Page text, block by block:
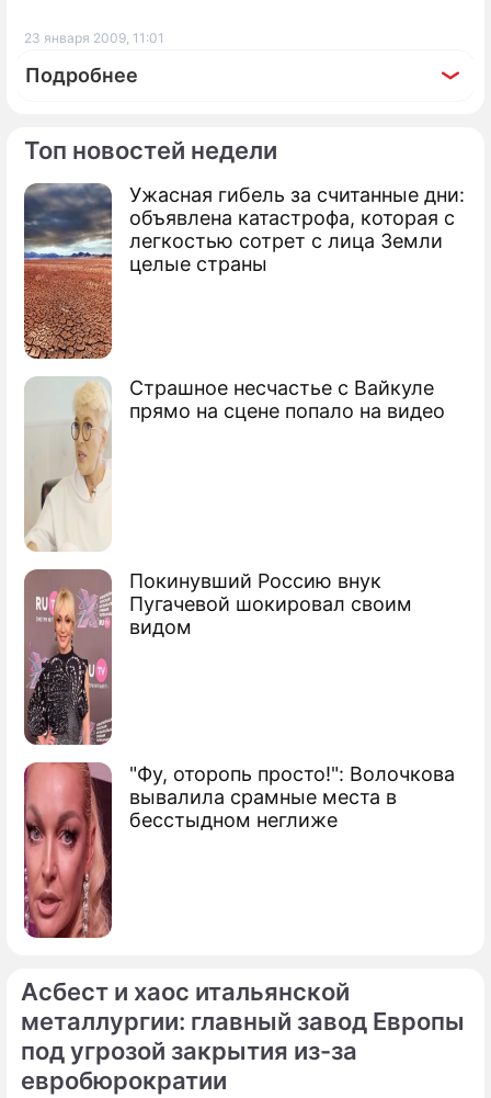
Топ новостей недели
Ужасная гибель за считанные дни:
объявлена катастрофа, которая с
легкостью сотрет с лица Земли
целые страны
Страшное несчастье с Вайкуле
прямо на сцене попало на видео
Покинувший Россию внук
Пугачевой шокировал своим
видом
"Фу, оторопь просто!": Волочкова
вывалила срамные места в
бесстыдном неглиже
23 января 2009, 11:01
Подробнее
По теме
Овечкин признан лучшим игроком НХЛ
Россиянин собирается выиграть Кубок
Стэнли
Россияне признаны лучшими в НХЛ
Асбест и хаос итальянской
металлургии: главный завод Европы
под угрозой закрытия из-за
евробюрократии